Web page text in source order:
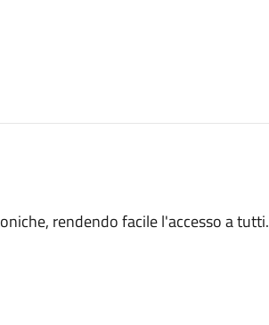
rendendo facile l'accesso a tutti.